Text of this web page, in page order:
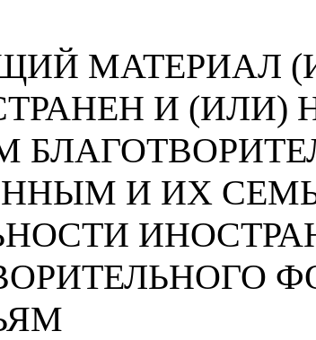
МАТЕРИАЛ
И
И ИХ